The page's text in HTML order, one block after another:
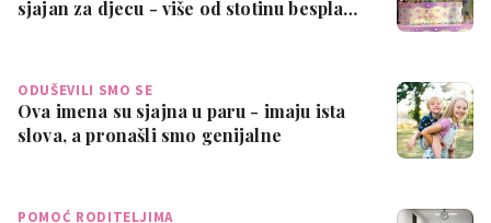
sjajan za djecu - više od stotinu bespla…
ODUŠEVILI SMO SE
Ova imena su sjajna u paru - imaju ista
slova, a pronašli smo genijalne
POMOĆ RODITELJIMA